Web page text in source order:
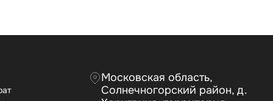
Московская область,
Солнечногорский район, д.